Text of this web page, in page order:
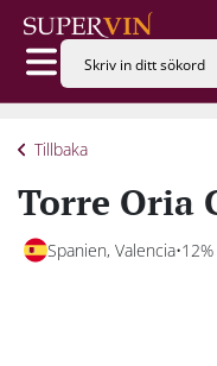
Tillbaka
Torre Oria
Spanien, Valencia 12%